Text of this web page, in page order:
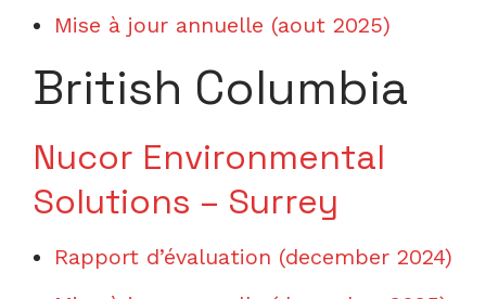
Mise à jour annuelle (aout 2025)
British Columbia
Nucor Environmental
Solutions – Surrey
Rapport d’évaluation (december 2024)